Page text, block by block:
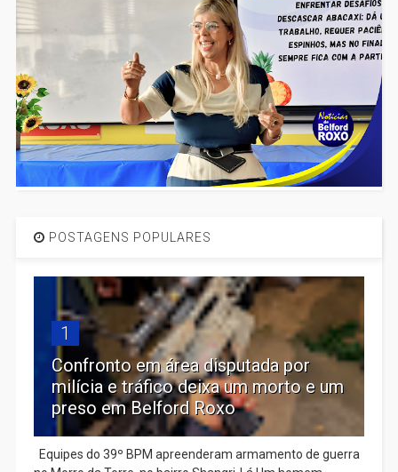
POSTAGENS POPULARES
1
Confronto em área disputada por
milícia e tráfico deixa um morto e um
preso em Belford Roxo
Equipes do 39º BPM apreenderam armamento de guerra